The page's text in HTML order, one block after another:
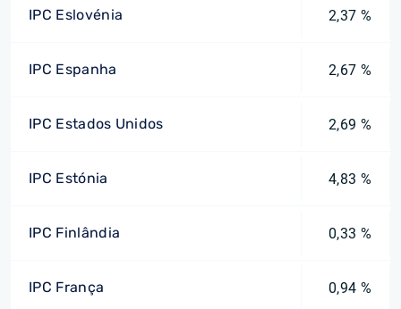
IPC Eslovénia 2,37 %
IPC Espanha 2,67 %
IPC Estados Unidos 2,69 %
IPC Estónia 4,83 %
IPC Finlândia 0,33 %
IPC França 0,94 %